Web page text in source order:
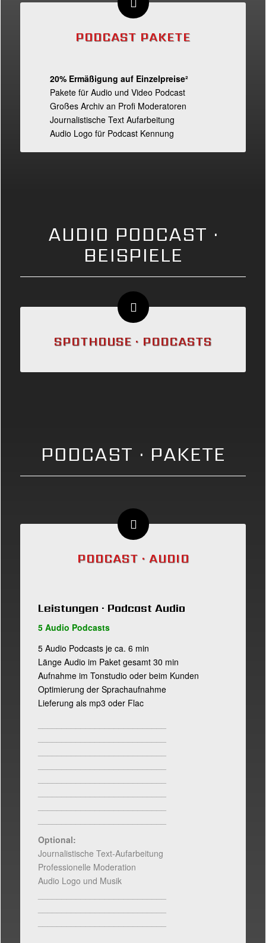
PODCAST PAKETE
20% Ermäßigung auf Einzelpreise²
Pakete für Audio und Video Podcast
Großes Archiv an Profi Moderatoren
Journalistische Text Aufarbeitung
Audio Logo für Podcast Kennung
AUDIO PODCAST ·
BEISPIELE
SPOTHOUSE · PODCASTS
PODCAST · PAKETE
PODCAST · AUDIO
Leistungen · Podcast Audio
5 Audio Podcasts
5 Audio Podcasts je ca. 6 min
Länge Audio im Paket gesamt 30 min
Aufnahme im Tonstudio oder beim Kunden
Optimierung der Sprachaufnahme
Lieferung als mp3 oder Flac
Optional:
Journalistische Text-Aufarbeitung
Professionelle Moderation
Audio Logo und Musik